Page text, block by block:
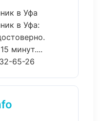
в Уфа
в Уфа:
минут....
65-26